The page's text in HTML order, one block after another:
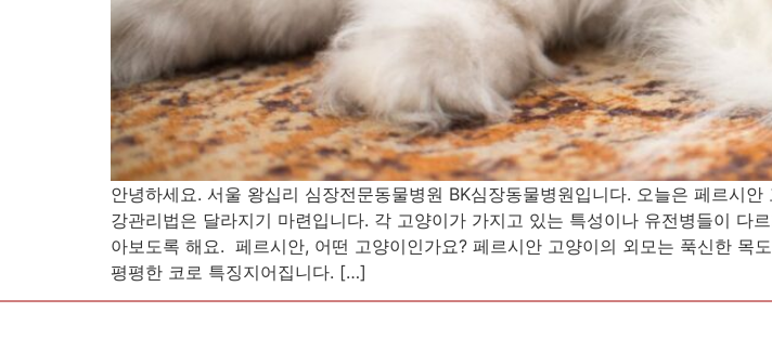
안녕하세요. 서울 왕십리 심장전문동물병원 BK심장동물병원입니다. 오늘은 페르시
강관리법은 달라지기 마련입니다. 각 고양이가 가지고 있는 특성이나 유전병들이 다
아보도록 해요. 페르시안, 어떤 고양이인가요? 페르시안 고양이의 외모는 푹신한 목
평평한 코로 특징지어집니다. […]